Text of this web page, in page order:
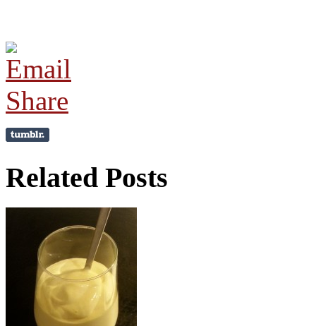
Related Posts